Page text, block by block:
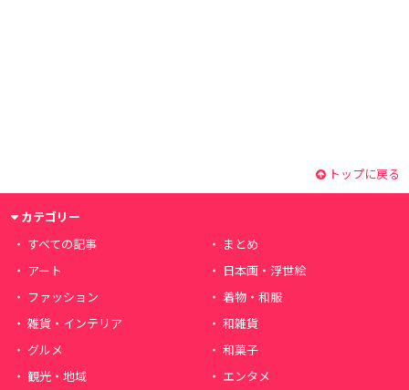
トップに戻る
カテゴリー
すべての記事
まとめ
アート
日本画・浮世絵
ファッション
着物・和服
雑貨・インテリア
和雑貨
グルメ
和菓子
観光・地域
エンタメ